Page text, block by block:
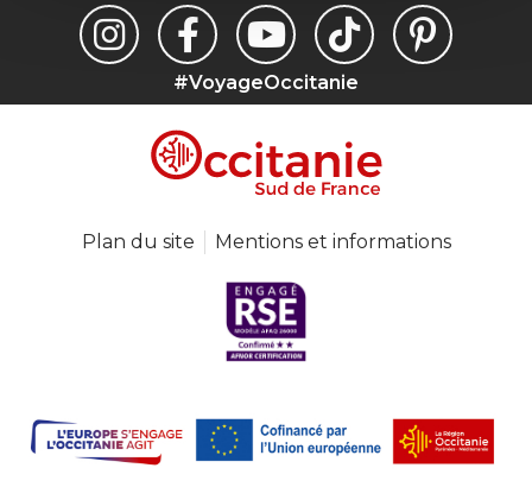
#VoyageOccitanie
Plan du site Mentions et informations